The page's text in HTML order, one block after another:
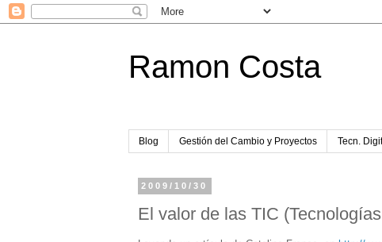
Ramon Costa
Blog Gestión del Cambio y Proyectos Tecn.
2009/10/30
El valor de las TIC